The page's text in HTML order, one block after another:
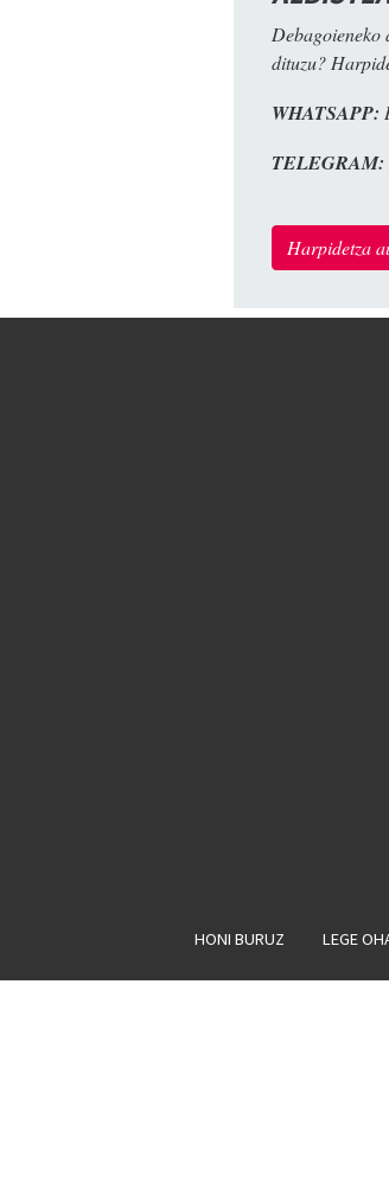
Debagoieneko
dituzu?
WHATSAPP:
TELEGRAM:
Harpidetza
HONI BURUZ LEGE